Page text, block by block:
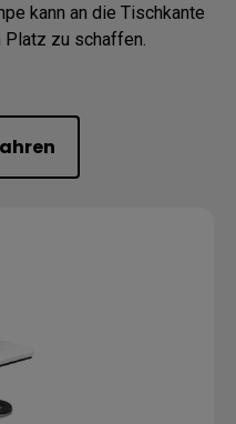
kann an die Tischkante
zu schaffen.